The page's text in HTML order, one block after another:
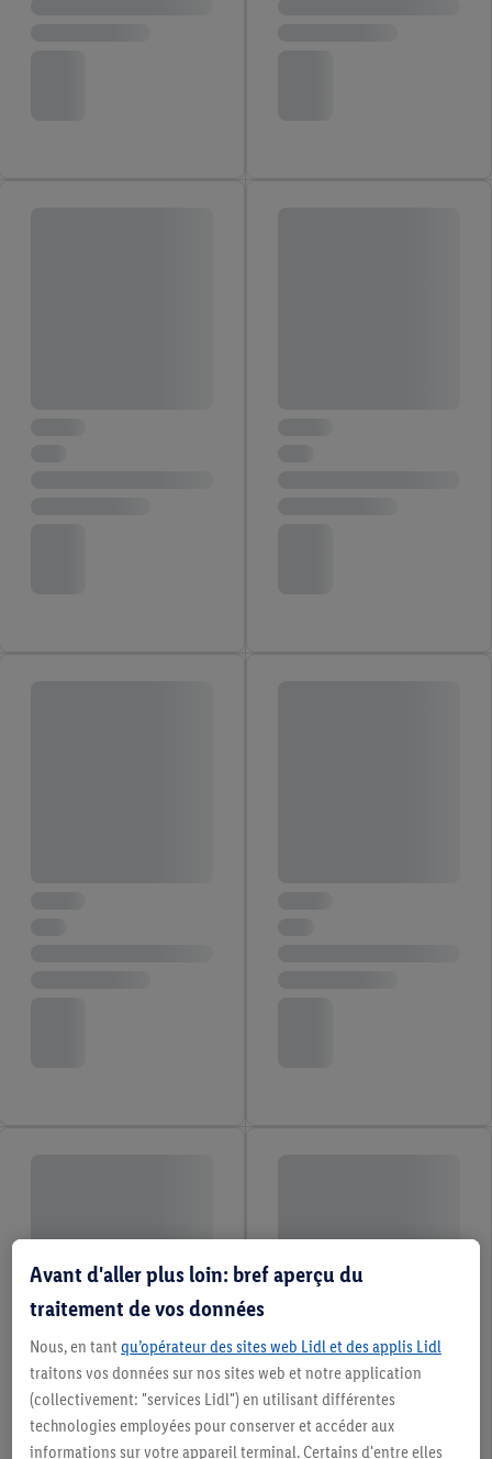
Avant d'aller plus loin: bref aperçu du
traitement de vos données
Nous, en tant qu’opérateur des sites web Lidl et des applis Lidl
traitons vos données sur nos sites web et notre application
(collectivement: "services Lidl") en utilisant différentes
technologies employées pour conserver et accéder aux
informations sur votre appareil terminal. Certains d'entre elles